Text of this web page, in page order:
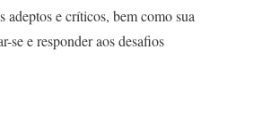
adeptos e críticos, bem como sua
se e responder aos desafios